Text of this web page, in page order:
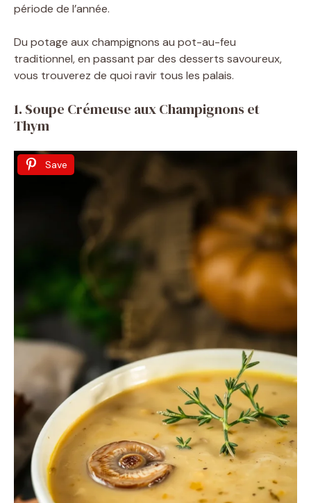
période de l’année.
Du potage aux champignons au pot-au-feu
traditionnel, en passant par des desserts savoureux,
vous trouverez de quoi ravir tous les palais.
1. Soupe Crémeuse aux Champignons et
Thym
Save